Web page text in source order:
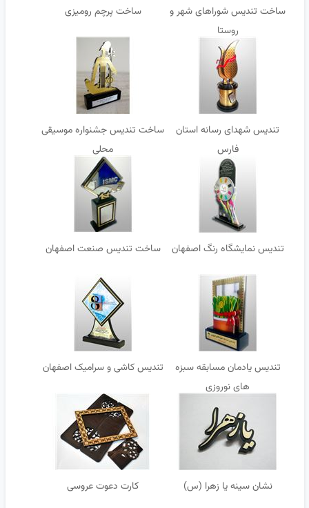
ساخت تندیس شوراهای شهر و
روستا
ساخت پرچم رومیزی
تندیس شهدای رسانه استان
فارس
ساخت تندیس جشنواره موسیقی
محلی
تندیس نمایشگاه رنگ اصفهان ساخت تندیس صنعت اصفهان
تندیس یادمان مسابقه سبزه
های نوروزی
تندیس کاشی و سرامیک اصفهان
نشان سینه یا زهرا (س) کارت دعوت عروسی